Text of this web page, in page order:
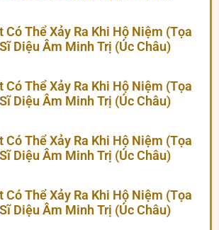
Có Thể Xảy Ra Khi Hộ Niệm (Tọa
Diệu Âm Minh Trị (Úc Châu)
Có Thể Xảy Ra Khi Hộ Niệm (Tọa
Diệu Âm Minh Trị (Úc Châu)
Có Thể Xảy Ra Khi Hộ Niệm (Tọa
Diệu Âm Minh Trị (Úc Châu)
Có Thể Xảy Ra Khi Hộ Niệm (Tọa
Diệu Âm Minh Trị (Úc Châu)